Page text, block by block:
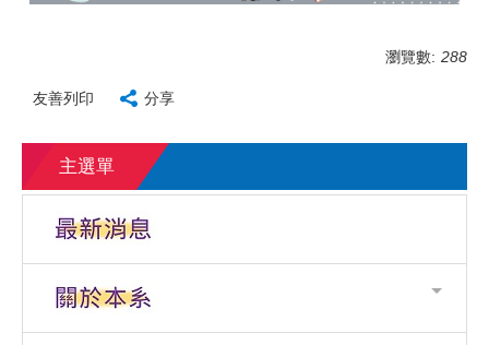
瀏覽數: 288
友善列印 分享
主選單